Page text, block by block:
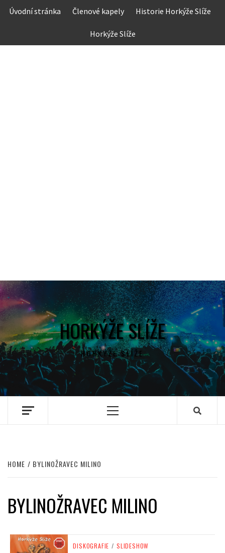
Skip
Úvodní stránka Členové kapely Historie Horkýže Slíže
Horkýže Slíže
HORKÝŽE SLÍŽE
HORKÝŽE SLÍŽE
Primary
HOME BYLINOŽRAVEC MILINO
BYLINOŽRAVEC MILINO
DISKOGRAFIE / SLIDESHOW